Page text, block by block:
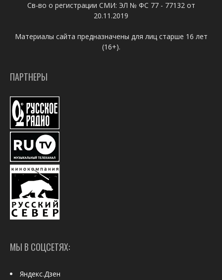
Св-во о регистрации СМИ: ЭЛ № ФС 77 - 77132 от
20.11.2019
Материалы сайта предназначены для лиц старше 16 лет
(16+).
ПАРТНЕРЫ
МЫ В СОЦСЕТЯХ:
Яндекс.Дзен